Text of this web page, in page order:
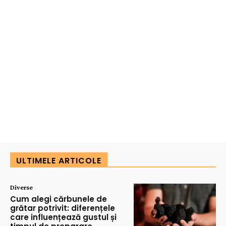
ULTIMELE ARTICOLE
Diverse
Cum alegi cărbunele de
grătar potrivit: diferențele
care influențează gustul și